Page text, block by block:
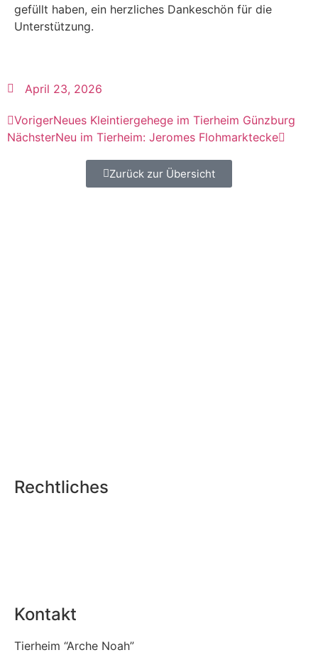
gefüllt haben, ein herzliches Dankeschön für die
Unterstützung.
April 23, 2026
VorigerNeues Kleintiergehege im Tierheim Günzburg
NächsterNeu im Tierheim: Jeromes Flohmarktecke
Zurück zur Übersicht
Rechtliches
Kontakt
Tierheim “Arche Noah”